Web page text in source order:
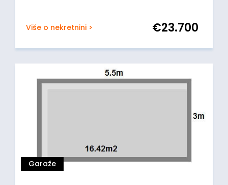
Više o nekretnini > €23.700
Garaže